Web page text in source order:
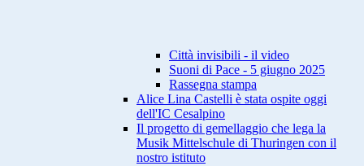
Città invisibili - il video
Suoni di Pace - 5 giugno 2025
Rassegna stampa
Alice Lina Castelli è stata ospite oggi
dell'IC Cesalpino
Il progetto di gemellaggio che lega la
Musik Mittelschule di Thuringen con il
nostro istituto